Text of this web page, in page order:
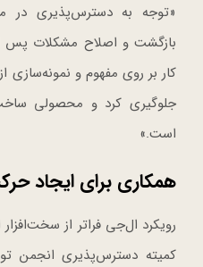
«توجه به دسترس‌پذیری در
بازگشت و اصلاح مشکلات پس
کار بر روی مفهوم و نمونه‌سازی
جلوگیری کرد و محصولی
است.»
همکاری برای ایجاد
رویکرد ال‌جی فراتر از
کمیته دسترس‌پذیری انجمن